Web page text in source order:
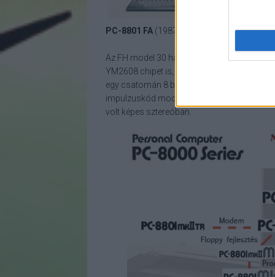
PC-8801 FA (1987. október)
Az FH model 30 hangkártya-fejlesztett
YM2608 chipet is, amely FM-szintézis
egy csatornán 8 bites ADPCM minták,
impulzuskód moduláció) "ritmusszekciók",
volt képes sztereóban.